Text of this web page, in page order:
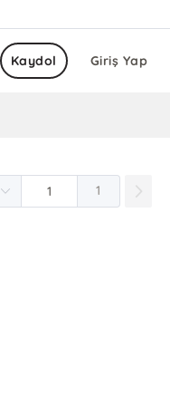
Giriş Yap
Kaydol
1